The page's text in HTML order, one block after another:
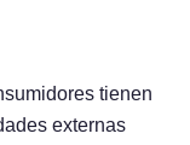
tienen
externas